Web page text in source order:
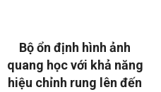
Bộ ổn định hình ảnh
quang học với khả năng
hiệu chỉnh rung lên đến